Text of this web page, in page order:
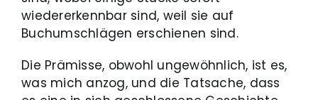
wiedererkennbar sind, weil sie auf
Buchumschlägen erschienen sind.
Die Prämisse, obwohl ungewöhnlich, ist es,
was mich anzog, und die Tatsache, dass